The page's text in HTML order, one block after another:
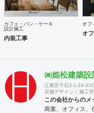
カフェ・パン・ケーキ
設計施工
内装工事
オフ
オ
㈱姫松建築設
江東区千石3-1-24-332
店舗デザイン
施工
この会社からのメ
商業、オフィス、